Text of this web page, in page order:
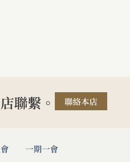
聯繫。 聯絡本店
一期一會